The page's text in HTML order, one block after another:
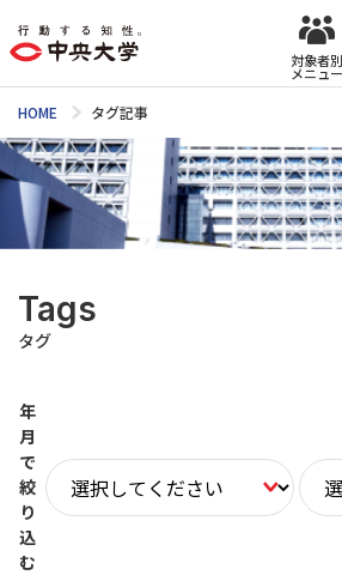
対象者別
メニュー
HOME タグ記事
Tags
タグ
年
月
で
絞
り
込
む